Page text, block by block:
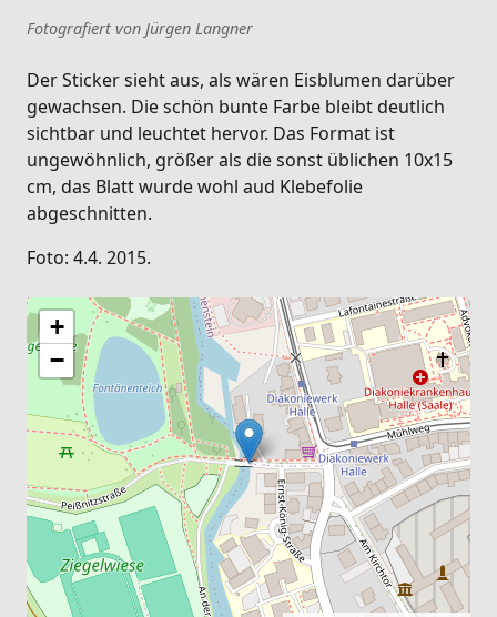
Fotografiert von Jürgen Langner
Der Sticker sieht aus, als wären Eisblumen darüber
gewachsen. Die schön bunte Farbe bleibt deutlich
sichtbar und leuchtet hervor. Das Format ist
ungewöhnlich, größer als die sonst üblichen 10x15
cm, das Blatt wurde wohl aud Klebefolie
abgeschnitten.
Foto: 4.4. 2015.
+
−